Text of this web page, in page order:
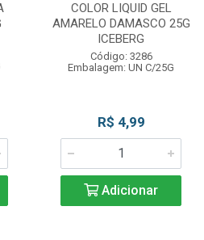
COLOR LIQUID GEL
AMARELO DAMASCO 25G
ICEBERG
Código: 3286
Embalagem: UN C/25G
R$ 4,99
Adicionar